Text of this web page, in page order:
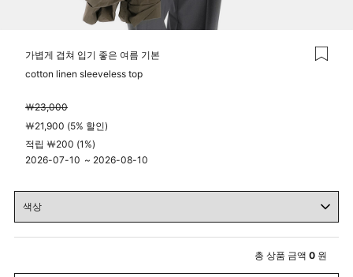
가볍게 겹쳐 입기 좋은 여름 기본
cotton linen sleeveless top
￦23,000
￦21,900 (5% 할인)
적립 ￦200 (1%)
2026-07-10 ~ 2026-08-10
총 상품 금액 0 원